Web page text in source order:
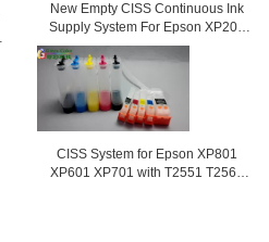
New Empty CISS Continuous Ink
Supply System For Epson XP204
Printer
CISS System for Epson XP801
XP601 XP701 with T2551 T2564